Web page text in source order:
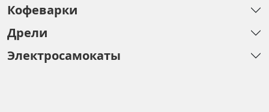
Кофеварки
Дрели
Электросамокаты